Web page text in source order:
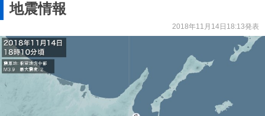
地震情報
2018年11月14日18:13発表